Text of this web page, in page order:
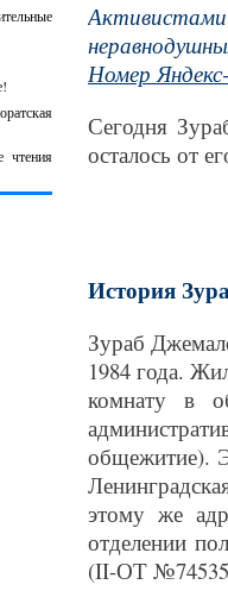
чтения
Номер
Сегодня
осталось от
История
Зураб
1984 года.
комнату в
общежитие).
этому же
отделении
(II-ОТ